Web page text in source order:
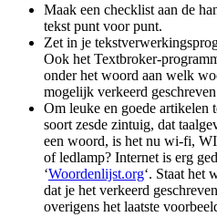
Maak een checklist aan de
tekst punt voor punt.
Zet in je
Ook het Textbroker-
onder het woord aan welk
mogelijk verkeerd
Om leuke en goede artikelen
soort zesde zintuig, dat
een woord, is het nu wi-fi,
of ledlamp? Internet is erg
‘Woordenlijst.org‘. Staat het
dat je het verkeerd
overigens het laatste